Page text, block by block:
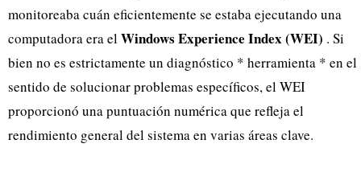
monitoreaba cuán eficientemente se estaba ejecutando una
computadora era elWindows Experience Index (WEI) . Si
bien no es estrictamente un diagnóstico * herramienta * en el
sentido de solucionar problemas específicos, el WEI
proporcionó una puntuación numérica que refleja el
rendimiento general del sistema en varias áreas clave.